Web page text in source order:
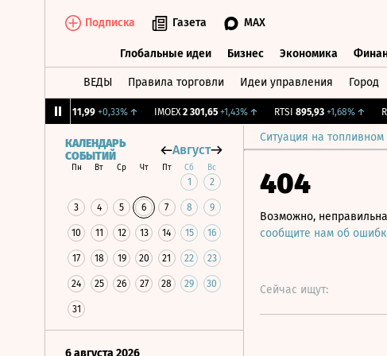
Подписка Газета MAX
Глобальные идеи Бизнес Экономика
ВЕДЫ Правила торговли Идеи управления Город
11,99 +0,33%↑ IMOEX 2 301,65 +1,43%↑ RTSI 895,93 +1,68%↑ RGBI
Ситуация на
КАЛЕНДАРЬ
СОБЫТИЙ
Август
Пн Вт Ср Чт Пт Сб Вс
1 2
3 4 5 6 7 8 9
10 11 12 13 14 15 16
17 18 19 20 21 22 23
24 25 26 27 28 29 30
31
6 августа 2026
404
Возможно,
сообщите нам об
Сейчас ищут: